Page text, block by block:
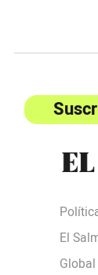
El
Global